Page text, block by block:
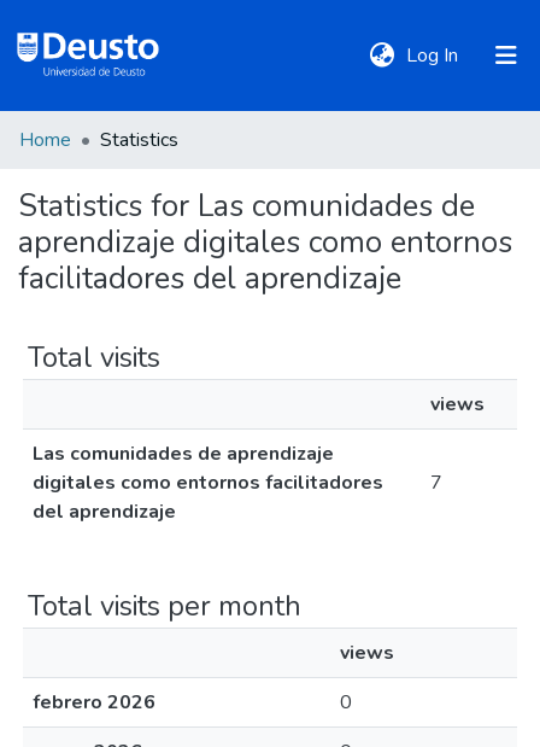
Log In (current)
Communities
&
All of DSpace
Policies
Home Statistics
Statistics for Las comunidades de
aprendizaje digitales como entornos
facilitadores del aprendizaje
Total visits
views
Las comunidades de aprendizaje
digitales como entornos facilitadores
del aprendizaje
7
Total visits per month
views
febrero 2026
0